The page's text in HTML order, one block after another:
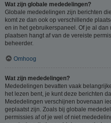
Wat zijn globale mededelingen?
Globale mededelingen zijn berichten
komt ze dan ook op verschillende
en in het gebruikerspaneel. Of je al
plaatsen hangt af van de vereiste
beheerder.
Omhoog
Wat zijn mededelingen?
Mededelingen bevatten vaak
het lezen bent, je kunt deze berichten
Mededelingen verschijnen bovenaan
geplaatst zijn. Zoals bij globale
permissies af of je wel of niet